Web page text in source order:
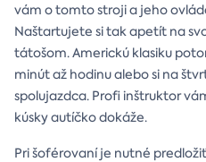
vám o tomto stroji a jeho
Naštartujete si tak apetít na
tátošom. Americkú klasiku
minút až hodinu alebo si na
spolujazdca. Profi inštruktor
kúsky autíčko dokáže.
Pri šoférovaní je nutné